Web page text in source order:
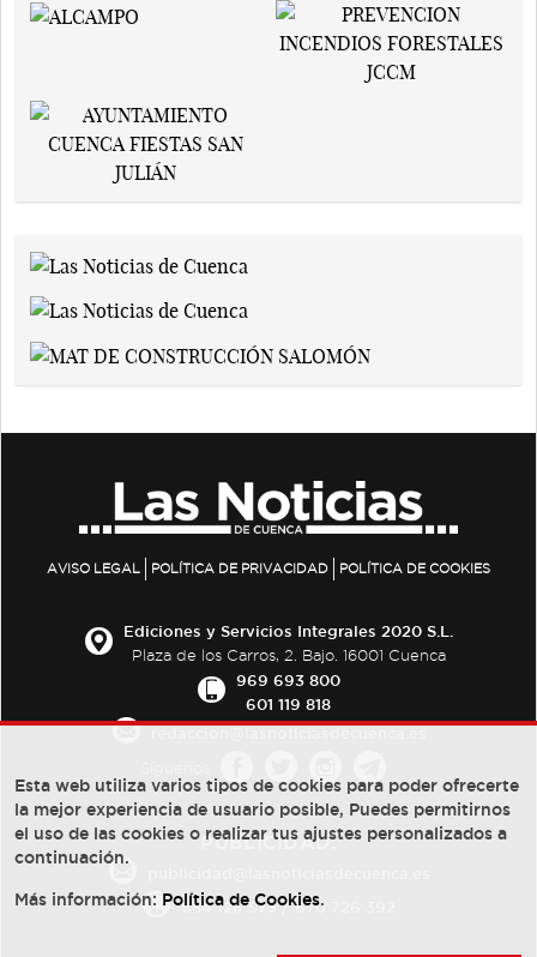
AVISO LEGAL POLÍTICA DE PRIVACIDAD POLÍTICA DE COOKIES
Ediciones y Servicios Integrales 2020 S.L.
Plaza de los Carros, 2. Bajo. 16001 Cuenca
969 693 800
601 119 818
PUBLICIDAD:
684 126 573/670 726 392
Esta web utiliza varios tipos de cookies para poder ofrecerte
la mejor experiencia de usuario posible, Puedes permitirnos
el uso de las cookies o realizar tus ajustes personalizados a
continuación.
Más información: Política de Cookies.